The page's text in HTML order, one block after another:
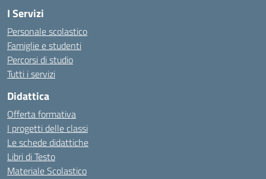
I Servizi
Personale scolastico
Famiglie e studenti
Percorsi di studio
Tutti i servizi
Didattica
Offerta formativa
I progetti delle classi
Le schede didattiche
Libri di Testo
Materiale Scolastico